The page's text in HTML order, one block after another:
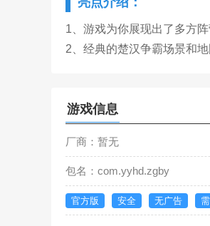
1、游戏为你展现出了多方
2、经典的楚汉争霸场景和
游戏信息
厂商：暂无
包名：com.yyhd.zgby
官方版 安全 无广告